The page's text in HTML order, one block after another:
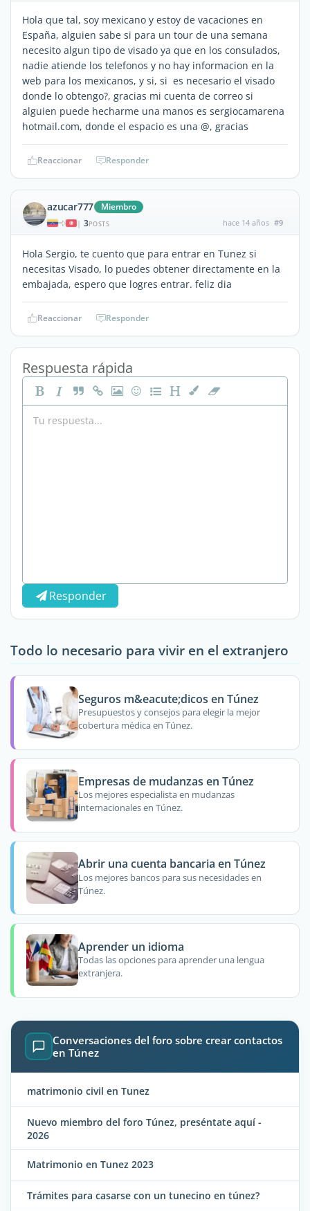
Hola que tal, soy mexicano y estoy de vacaciones en
España, alguien sabe si para un tour de una semana
necesito algun tipo de visado ya que en los consulados,
nadie atiende los telefonos y no hay informacion en la
web para los mexicanos, y si, si es necesario el visado
donde lo obtengo?, gracias mi cuenta de correo si
alguien puede hecharme una manos es sergiocamarena
hotmail.com, donde el espacio es una @, gracias
Reaccionar Responder
azucar777 Miembro
| 3POSTS hace 14 años #9
Hola Sergio, te cuento que para entrar en Tunez si
necesitas Visado, lo puedes obtener directamente en la
embajada, espero que logres entrar. feliz dia
Reaccionar Responder
Respuesta rápida
Responder
Todo lo necesario para vivir en el extranjero
Seguros m&eacute;dicos en Túnez
Presupuestos y consejos para elegir la mejor
cobertura médica en Túnez.
Empresas de mudanzas en Túnez
Los mejores especialista en mudanzas
internacionales en Túnez.
Abrir una cuenta bancaria en Túnez
Los mejores bancos para sus necesidades en
Túnez.
Aprender un idioma
Todas las opciones para aprender una lengua
extranjera.
Conversaciones del foro sobre crear contactos
en Túnez
matrimonio civil en Tunez
Nuevo miembro del foro Túnez, preséntate aquí -
2026
Matrimonio en Tunez 2023
Trámites para casarse con un tunecino en túnez?